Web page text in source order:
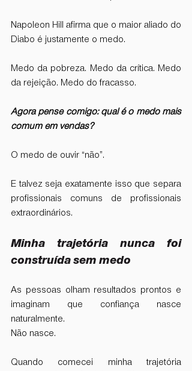
Napoleon Hill afirma que o maior aliado do
Diabo é justamente o medo.
Medo da pobreza. Medo da crítica. Medo
da rejeição. Medo do fracasso.
Agora pense comigo: qual é o medo mais
comum em vendas?
O medo de ouvir “não”.
E talvez seja exatamente isso que separa
profissionais comuns de profissionais
extraordinários.
Minha trajetória nunca foi
construída sem medo
As pessoas olham resultados prontos e
imaginam que confiança nasce
naturalmente.
Não nasce.
Quando comecei minha trajetória